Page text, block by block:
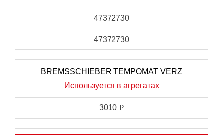
47372730
47372730
BREMSSCHIEBER TEMPOMAT VERZ
Используется в агрегатах
3010 i